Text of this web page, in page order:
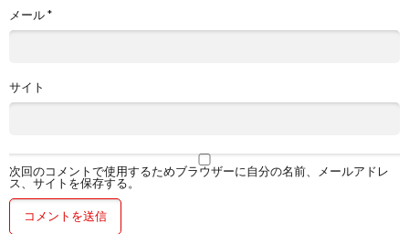
メール*
サイト
次回のコメントで使用するためブラウザーに自分の名前、メールアドレ
ス、サイトを保存する。